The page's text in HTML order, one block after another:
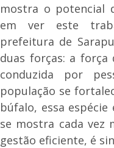
mostra o potencial
em ver este
prefeitura de
duas forças: a força
conduzida por
população se
búfalo, essa
se mostra cada vez
gestão eficiente, é